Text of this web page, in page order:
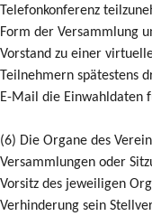
Telefonkonferenz
Form der Versammlung
Vorstand zu einer
Teilnehmern spätestens
E-Mail die Einwahldaten
(6) Die Organe des
Versammlungen oder
Vorsitz des jeweiligen
Verhinderung sein